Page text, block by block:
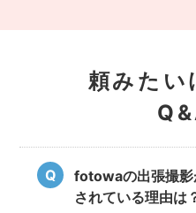
頼みたい
fotowaの出張撮影
されている理由は